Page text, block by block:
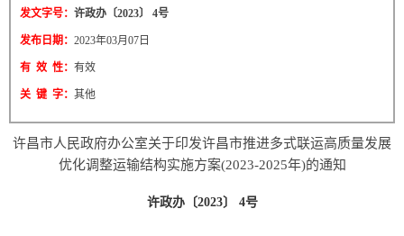
发文字号： 许政办〔2023〕 4号
发布日期： 2023年03月07日
有 效 性： 有效
关 键 字： 其他
许昌市人民政府办公室关于印发许昌市推进多式联运高质量发展
优化调整运输结构实施方案(2023-2025年)的通知
许政办〔2023〕 4号